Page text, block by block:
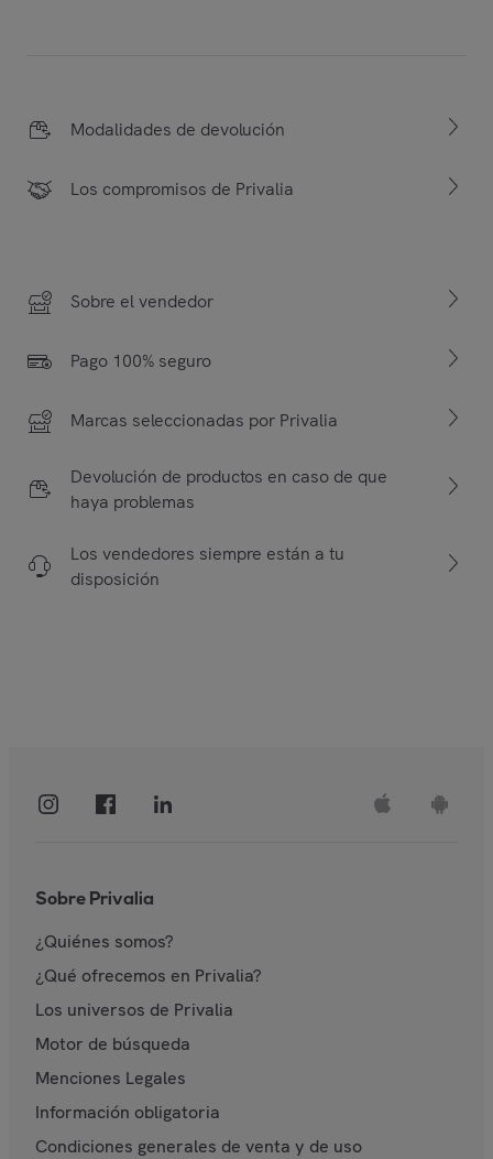
Modalidades de devolución
Los compromisos de Privalia
Sobre el vendedor
Pago 100% seguro
Marcas seleccionadas por Privalia
Devolución de productos en caso de que
haya problemas
Los vendedores siempre están a tu
disposición
Sobre Privalia
¿Quiénes somos?
¿Qué ofrecemos en Privalia?
Los universos de Privalia
Motor de búsqueda
Menciones Legales
Información obligatoria
Condiciones generales de venta y de uso